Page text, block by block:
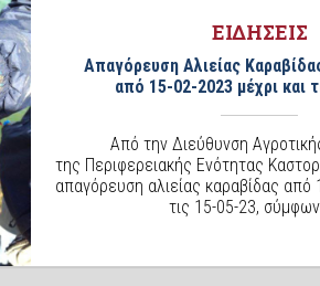
ΕΙΔΗΣΕΙΣ
Απαγόρευση Αλιείας
από 15-02-2023 μέχρι και
Από την Διεύθυνση
της Περιφερειακής Ενότητας
απαγόρευση αλιείας καραβίδας από
τις 15-05-23,